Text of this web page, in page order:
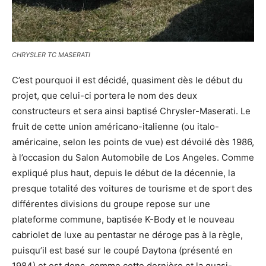
CHRYSLER TC MASERATI
C’est pourquoi il est décidé, quasiment dès le début du
projet, que celui-ci portera le nom des deux
constructeurs et sera ainsi baptisé Chrysler-Maserati. Le
fruit de cette union américano-italienne (ou italo-
américaine, selon les points de vue) est dévoilé dès 1986,
à l’occasion du Salon Automobile de Los Angeles. Comme
expliqué plus haut, depuis le début de la décennie, la
presque totalité des voitures de tourisme et de sport des
différentes divisions du groupe repose sur une
plateforme commune, baptisée K-Body et le nouveau
cabriolet de luxe au pentastar ne déroge pas à la règle,
puisqu’il est basé sur le coupé Daytona (présenté en